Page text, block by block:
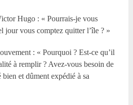
Hugo : « Pourrais-je vous
jour vous comptez quitter l’île ? »
: « Pourquoi ? Est-ce qu’il
à remplir ? Avez-vous besoin de
et dûment expédié à sa